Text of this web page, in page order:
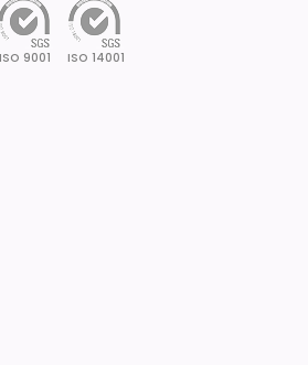
ISO 9001 ISO 14001